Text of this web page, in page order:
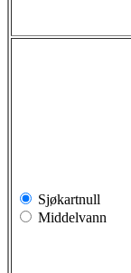
Sjøkartnull
Middelvann